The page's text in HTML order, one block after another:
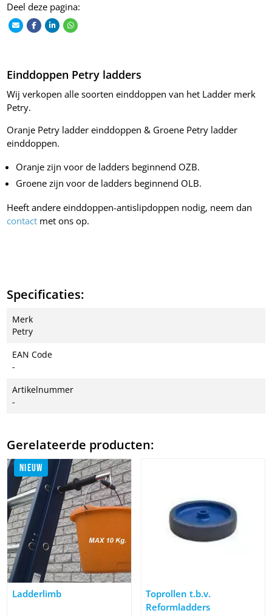
Deel deze pagina:
Einddoppen Petry ladders
Wij verkopen alle soorten einddoppen van het Ladder merk
Petry.
Oranje Petry ladder einddoppen & Groene Petry ladder
einddoppen.
Oranje zijn voor de ladders beginnend OZB.
Groene zijn voor de ladders beginnend OLB.
Heeft andere einddoppen-antislipdoppen nodig, neem dan
contact met ons op.
Specificaties:
Merk
Petry
EAN Code
-
Artikelnummer
-
Gerelateerde producten:
NIEUW
Afbeelding Ladderlimb
Ladderlimb Afbeelding Toprollen t.b.v.
Toprollen t.b.v.
Reformladders